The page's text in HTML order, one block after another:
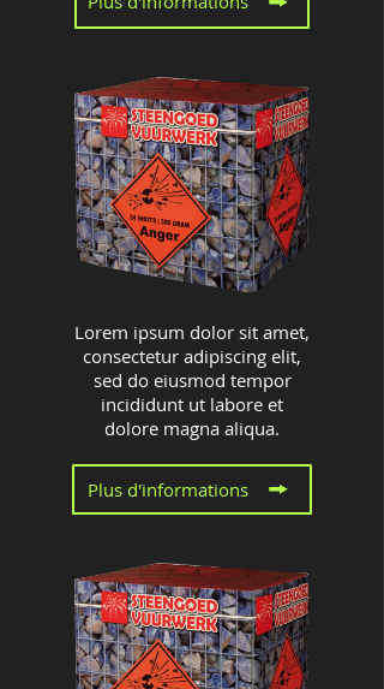
Lorem ipsum dolor sit amet,
consectetur adipiscing elit,
sed do eiusmod tempor
incididunt ut labore et
dolore magna aliqua.
Plus d'informations